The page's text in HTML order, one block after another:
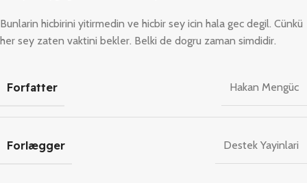
Bunlarin hicbirini yitirmedin ve hicbir sey icin hala gec degil. Cünkü
her sey zaten vaktini bekler. Belki de dogru zaman simdidir.
Forfatter Hakan Mengüc
Forlægger Destek Yayinlari